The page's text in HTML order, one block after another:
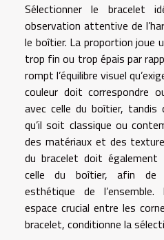
Sélectionner le bracelet
observation attentive de
le boîtier. La proportion joue
trop fin ou trop épais par
rompt l’équilibre visuel
couleur doit correspondre
avec celle du boîtier,
qu’il soit classique ou
des matériaux et des
du bracelet doit
celle du boîtier, afin de
esthétique de l’ensemble.
espace crucial entre les
bracelet, conditionne la